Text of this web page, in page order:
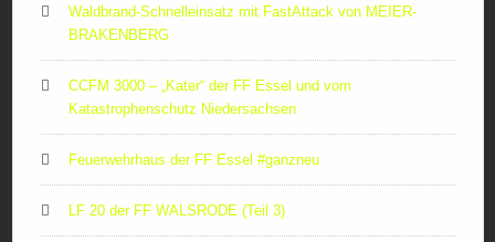
Waldbrand-Schnelleinsatz mit FastAttack von MEIER-
BRAKENBERG
CCFM 3000 – „Kater“ der FF Essel und vom
Katastrophenschutz Niedersachsen
Feuerwehrhaus der FF Essel #ganzneu
LF 20 der FF WALSRODE (Teil 3)